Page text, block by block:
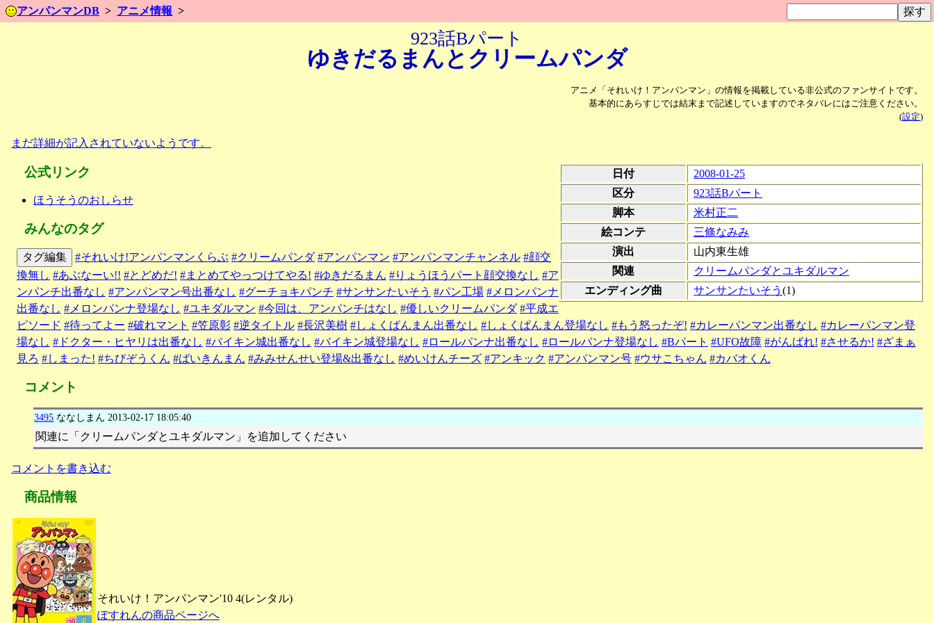
アンパンマンDB アニメ情報
923話Bパート
ゆきだるまんと クリームパンダ
アニメ「それいけ！アンパンマン」の情報を掲載している非公式のファンサイトです。
基本的にあらすじでは結末まで記述していますのでネタバレにはご注意ください。
(設定)
まだ詳細が記入されていないようです。
日付
2008-01-25
区分
923話Bパート
脚本
米村正二
絵コンテ
三條なみみ
演出
山内東生雄
関連
クリームパンダとユキダルマン
エンディング曲
サンサンたいそう (1)
公式リンク
ほうそうのおしらせ
みんなのタグ
タグ編集 #それいけ!アンパンマンくらぶ #クリームパンダ #アンパンマン #アンパンマンチャンネル #顔交
換無し #あぶなーい!! #とどめだ! #まとめてやっつけてやる! #ゆきだるまん #りょうほうパート顔交換なし #ア
ンパンチ出番なし #アンパンマン号出番なし #グーチョキパンチ #サンサンたいそう #パン工場 #メロンパンナ
出番なし #メロンパンナ登場なし #ユキダルマン #今回は、アンパンチはなし #優しいクリームパンダ #平成エ
ピソード #待ってよー #破れマント #笠原彰 #逆タイトル #長沢美樹 #しょくぱんまん出番なし #しょくぱんまん登場なし #もう怒ったぞ! #カレーパンマン出番なし #カレーパンマン登
場なし #ドクター・ヒヤリは出番なし #バイキン城出番なし #バイキン城登場なし #ロールパンナ出番なし #ロールパンナ登場なし #Bパート #UFO故障 #がんばれ! #させるか! #ざまぁ
見ろ #しまった! #ちびぞうくん #ばいきんまん #みみせんせい登場&出番なし #めいけんチーズ #アンキック #アンパンマン号 #ウサこちゃん #カバオくん
コメント
3495 ななしまん 2013-02-17 18:05:40
関連に「クリームパンダとユキダルマン」を追加してください
コメントを書き込む
商品情報
それいけ！アンパンマン'10 4(レンタル)
ぽすれんの商品ページへ